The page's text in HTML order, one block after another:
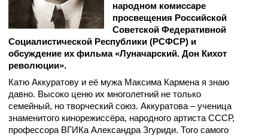
народном комиссаре
просвещения Российской
Советской Федеративной
Социалистической Республики (РСФСР) и
обсуждение их фильма «Луначарский. Дон Кихот
революции».
Катю Аккуратову и её мужа Максима Кармена я знаю
давно. Высоко ценю их многолетний не только
семейный, но творческий союз. Аккуратова – ученица
знаменитого кинорежиссёра, народного артиста СССР,
профессора ВГИКа Александра Згуриди. Того самого